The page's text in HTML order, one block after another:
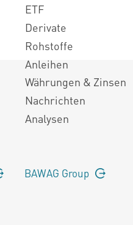
ETF
Derivate
Rohstoffe
Anleihen
Währungen & Zinsen
Nachrichten
Analysen
BAWAG Group